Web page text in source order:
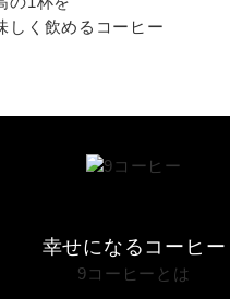
しく飲めるコーヒー
幸せになるコーヒー
9コーヒーとは